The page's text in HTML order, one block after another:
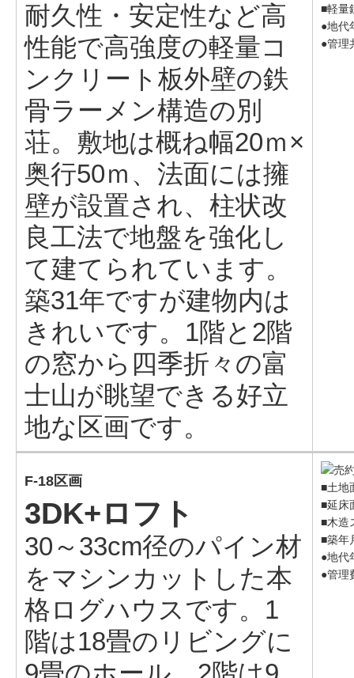
耐久性・安定性など高
性能で高強度の軽量コ
ンクリート板外壁の鉄
骨ラーメン構造の別
荘。敷地は概ね幅20ｍ×
奥行50ｍ、法面には擁
壁が設置され、柱状改
良工法で地盤を強化し
て建てられています。
築31年ですが建物内は
きれいです。1階と2階
の窓から四季折々の富
士山が眺望できる好立
地な区画です。
■軽量
●地代
●管理
F-18区画
3DK+ロフト
30～33cm径のパイン材
をマシンカットした本
格ログハウスです。1
階は18畳のリビングに
■土地
■延床
■木造
■築年
●地代
●管理